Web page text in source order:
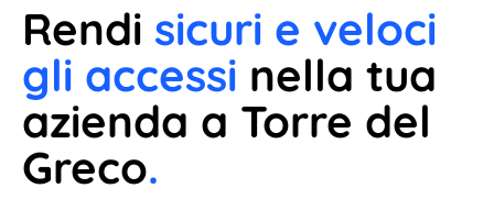
Rendi sicuri e veloci
gli accessi nella tua
azienda a Torre del
Greco.